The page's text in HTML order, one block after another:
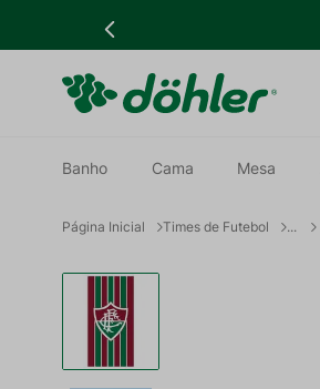
Banho Cama Mesa
Times de Futebol